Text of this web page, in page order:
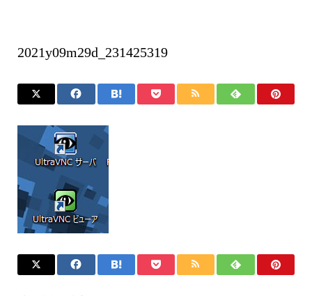
2021y09m29d_231425319